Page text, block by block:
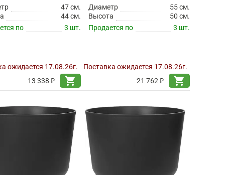
47 см.
44 см.
по
3 шт.
ожидается 17.08.26г.
13 338 ₽
shopping_cart
Диаметр
55 см.
Высота
50 см.
Продается по
3 шт.
Поставка ожидается 17.08.26г.
21 762 ₽
shopping_cart